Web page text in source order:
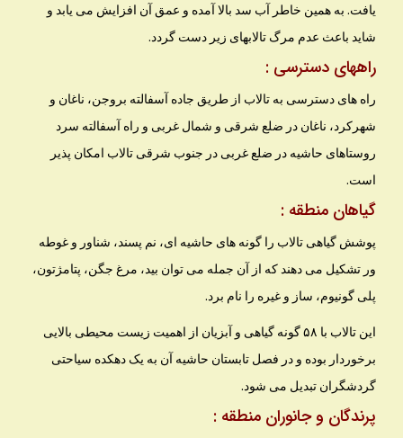
يافت. به همین خاطر آب سد بالا آمده و عمق آن افزایش می یابد و
شاید باعث عدم مرگ تالابهای زیر دست گردد.
راههای دسترسی :
راه هاى دسترسى به تالاب از طريق جاده آسفالته بروجن، ناغان و
شهركرد، ناغان در ضلع شرقى و شمال غربى و راه آسفالته سرد
روستاهاى حاشيه در ضلع غربى در جنوب شرقى تالاب امكان پذير
است.
گیاهان منطقه :
پوشش گياهى تالاب را گونه هاى حاشيه اى، نم پسند، شناور و غوطه
ور تشكيل مى دهند كه از آن جمله مى توان بيد، مرغ جگن، پتامژتون،
پلى گونيوم، ساز و غيره را نام برد.
این تالاب با ۵۸ گونه گیاهی و آبزیان از اهمیت زیست محیطی بالایی
برخوردار بوده و در فصل تابستان حاشیه آن به یک دهکده سیاحتی
گردشگران تبدیل می شود.
پرندگان و جانوران منطقه :